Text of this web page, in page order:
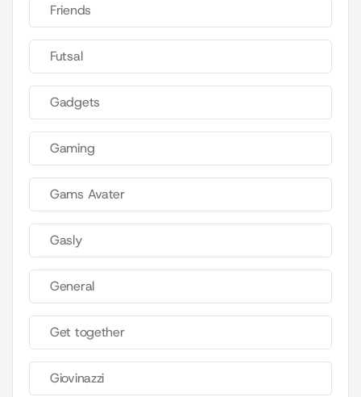
Friends
Futsal
Gadgets
Gaming
Gams Avater
Gasly
General
Get together
Giovinazzi